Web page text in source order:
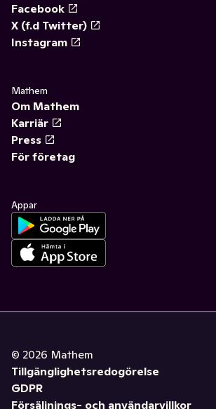
Facebook
X (f.d Twitter)
Instagram
Mathem
Om Mathem
Karriär
Press
För företag
Appar
© 2026 Mathem
Tillgänglighetsredogörelse
GDPR
Försäljnings- och användarvillkor